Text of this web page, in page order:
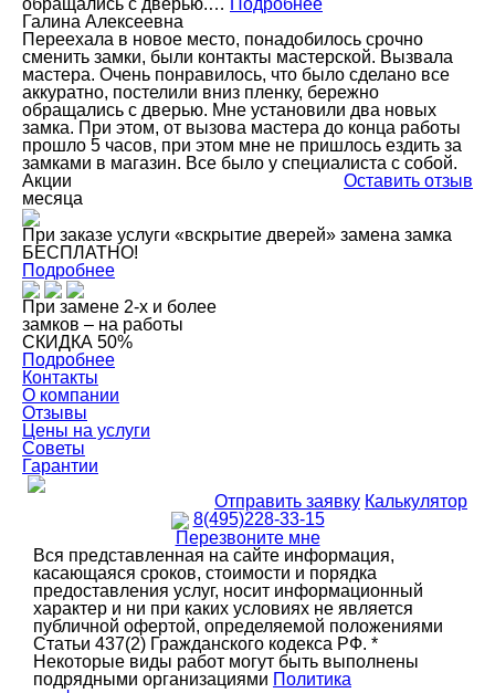
обращались с дверью.… Подробнее
Галина Алексеевна
Переехала в новое место, понадобилось срочно
сменить замки, были контакты мастерской. Вызвала
мастера. Очень понравилось, что было сделано все
аккуратно, постелили вниз пленку, бережно
обращались с дверью. Мне установили два новых
замка. При этом, от вызова мастера до конца работы
прошло 5 часов, при этом мне не пришлось ездить за
замками в магазин. Все было у специалиста с собой.
Оставить отзыв
Акции
месяца
При заказе услуги «вскрытие дверей» замена замка
БЕСПЛАТНО!
Подробнее
При замене 2-х и более
замков – на работы
СКИДКА 50%
Подробнее
Контакты
О компании
Отзывы
Цены на услуги
Советы
Гарантии
Отправить заявку Калькулятор
8(495)228-33-15
Перезвоните мне
Вся представленная на сайте информация,
касающаяся сроков, стоимости и порядка
предоставления услуг, носит информационный
характер и ни при каких условиях не является
публичной офертой, определяемой положениями
Статьи 437(2) Гражданского кодекса РФ. *
Некоторые виды работ могут быть выполнены
подрядными организациями Политика